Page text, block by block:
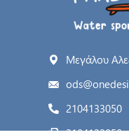
Μεγάλου
2104133050
2104133050